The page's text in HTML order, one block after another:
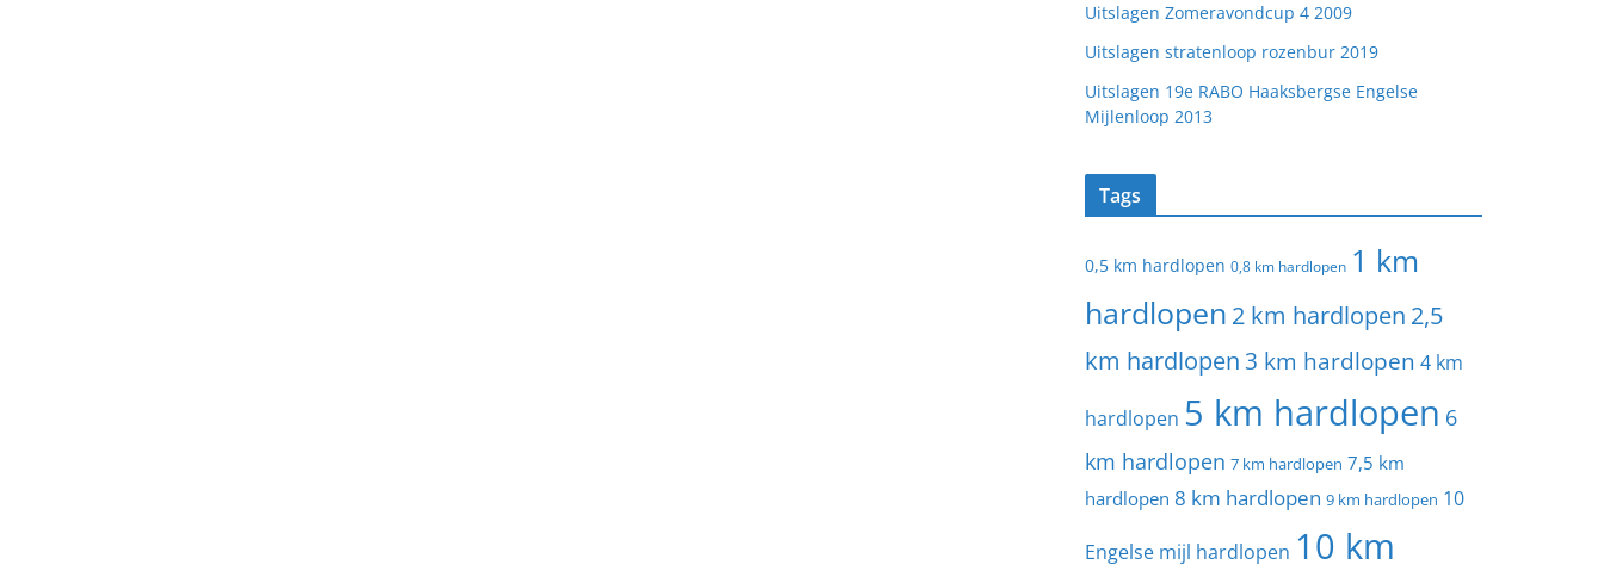
Uitslagen Zomeravondcup 4 2009
Uitslagen stratenloop rozenbur 2019
Uitslagen 19e RABO Haaksbergse Engelse
Mijlenloop 2013
Tags
0,5 km hardlopen 0,8 km hardlopen 1 km
hardlopen 2 km hardlopen 2,5
km hardlopen 3 km hardlopen 4 km
hardlopen 5 km hardlopen 6
km hardlopen 7 km hardlopen 7,5 km
hardlopen 8 km hardlopen 9 km hardlopen 10
Engelse mijl hardlopen 10 km